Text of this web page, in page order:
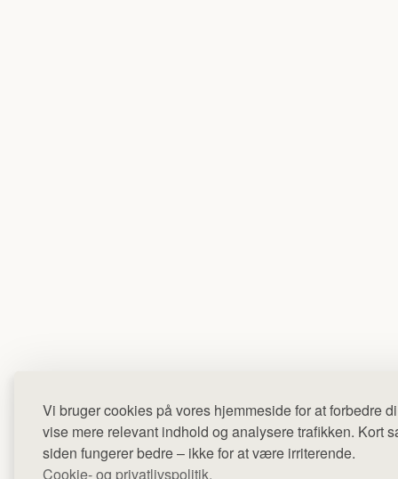
Vi bruger cookies på vores hjemmeside for at forbedre
vise mere relevant indhold og analysere trafikken. Kort
siden fungerer bedre – ikke for at være irriterende.
Cookie- og privatlivspolitik.